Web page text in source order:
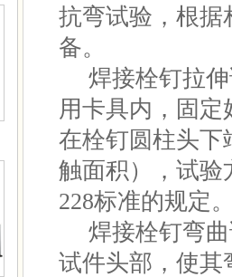
抗弯试验，根据
备。
焊接栓钉拉伸
用卡具内，固
在栓钉圆柱头下
触面积），试验
228标准的规定
焊接栓钉弯曲
试件头部，使其